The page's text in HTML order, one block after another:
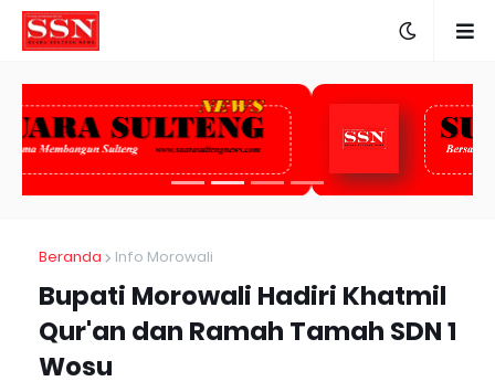
Beranda Info Morowali
Bupati Morowali Hadiri Khatmil
Qur'an dan Ramah Tamah SDN 1
Wosu